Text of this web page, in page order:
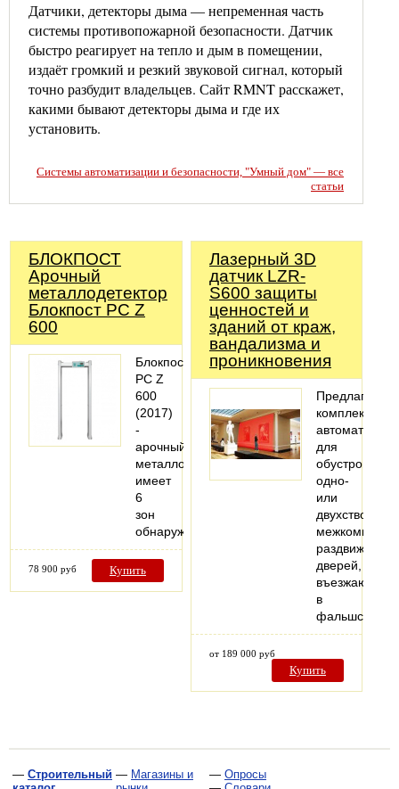
Датчики, детекторы дыма — непременная часть
системы противопожарной безопасности. Датчик
быстро реагирует на тепло и дым в помещении,
издаёт громкий и резкий звуковой сигнал, который
точно разбудит владельцев. Сайт RMNT расскажет,
какими бывают детекторы дыма и где их
установить.
Системы автоматизации и безопасности, "Умный дом" — все
статьи
БЛОКПОСТ
Арочный
металлодетектор
Блокпост PC Z
600
Блокпост
PC Z
600
(2017)
-
арочный
металлодетектор,
имеет
6
зон
обнаружения
78 900 руб Купить
Лазерный 3D
датчик LZR-
S600 защиты
ценностей и
зданий от краж,
вандализма и
проникновения
Предлагаем
комплекты
автоматики
для
обустройства
одно-
или
раздвижных
дверей,
въезжающих
в
фальшстену..
от 189 000 руб
Купить
— Строительный — Магазины и
— Опросы